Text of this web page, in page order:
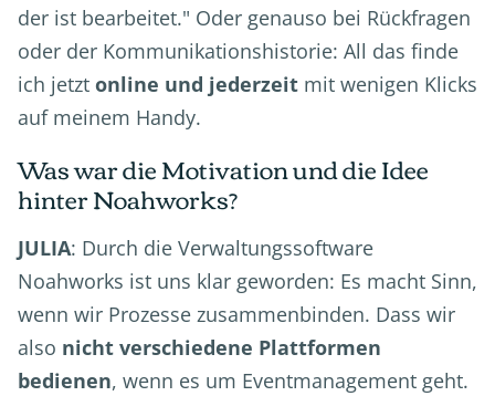
der ist bearbeitet." Oder genauso bei Rückfragen
oder der Kommunikationshistorie: All das finde
ich jetzt online und jederzeit mit wenigen Klicks
auf meinem Handy.
Was war die Motivation und die Idee
hinter Noahworks?
JULIA: Durch die Verwaltungssoftware
Noahworks ist uns klar geworden: Es macht Sinn,
wenn wir Prozesse zusammenbinden. Dass wir
also nicht verschiedene Plattformen
bedienen, wenn es um Eventmanagement geht.